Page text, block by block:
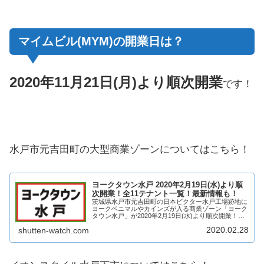
マイムビル(MYM)の開業日は？
2020年11月21日(月)より順次開業です！
水戸市元吉田町の大型商業ゾーンについてはこちら！
ヨークタウン水戸 2020年2月19日(水)より順
次開業！全11テナント一覧！最新情報も！
茨城県水戸市元吉田町の日本ビクター水戸工場跡地に
ヨークベニマルやカインズが入る商業ゾーン「ヨーク
タウン水戸」が2020年2月19日(水)より順次開業！ヨ
水戸市元吉田町のヨークタウン水戸がどの...
shutten-watch.com 2020.02.28